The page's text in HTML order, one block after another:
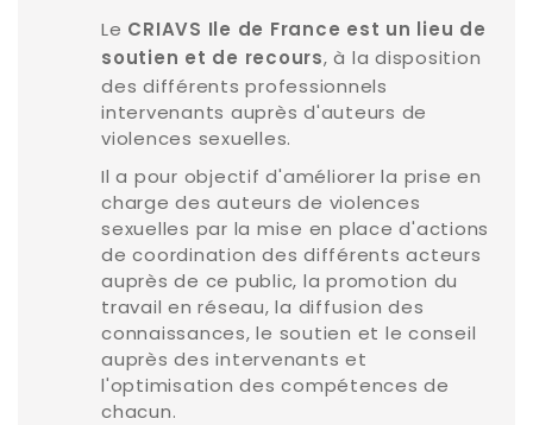
Le CRIAVS Ile de France est un lieu de
soutien et de recours, à la disposition
des différents professionnels
intervenants auprès d'auteurs de
violences sexuelles.
Il a pour objectif d'améliorer la prise en
charge des auteurs de violences
sexuelles par la mise en place d'actions
de coordination des différents acteurs
auprès de ce public, la promotion du
travail en réseau, la diffusion des
connaissances, le soutien et le conseil
auprès des intervenants et
l'optimisation des compétences de
chacun.